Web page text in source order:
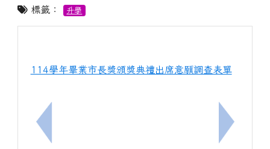
標籤： 升學
上一筆：114學年度第二學期全民英檢獎勵金及格，
114學年畢業市長獎頒獎典禮出席意願調查表單
下一筆：